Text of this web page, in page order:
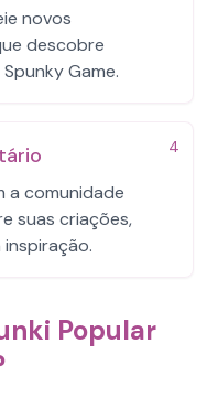
novos
descobre
Game.
4
a comunidade
suas criações,
Popular